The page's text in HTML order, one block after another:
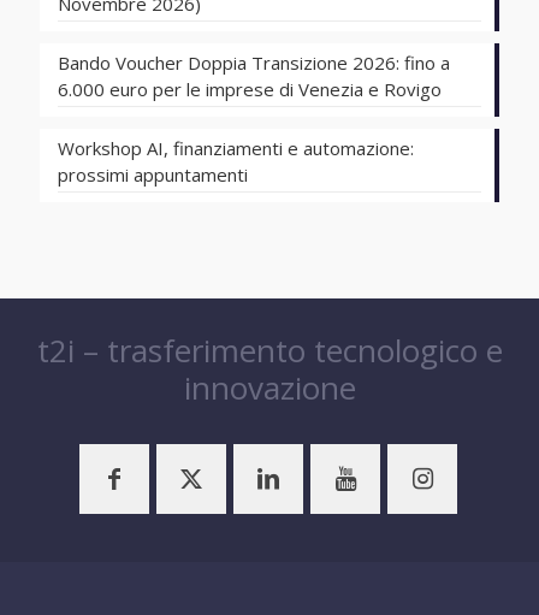
Bando Voucher Doppia Transizione 2026: fino a
6.000 euro per le imprese di Venezia e Rovigo
Workshop AI, finanziamenti e automazione:
prossimi appuntamenti
t2i – trasferimento tecnologico e
innovazione